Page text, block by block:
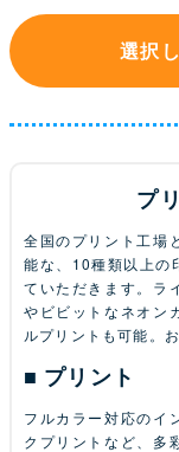
選択
プ
全国のプリント工場
能な、10種類以上の
ていただきます。ラ
やビビットなネオン
ルプリントも可能。
プリント
フルカラー対応のイ
クプリントなど、多